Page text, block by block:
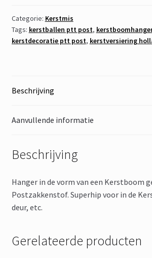
Categorie: Kerstmis
Tags: kerstballen ptt post,
kerstdecoratie ptt post, kerstversiering
Beschrijving
Aanvullende informatie
Beschrijving
Hanger in de vorm van een Kerstboom
Postzakkenstof. Superhip voor in de
deur, etc.
Gerelateerde producten